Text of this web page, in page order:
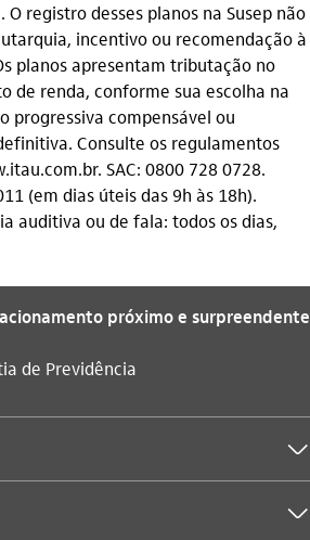
registro desses planos na Susep não
incentivo ou recomendação à
planos apresentam tributação no
de renda, conforme sua escolha na
progressiva compensável ou
Consulte os regulamentos
SAC: 0800 728 0728.
(em dias úteis das 9h às 18h).
auditiva ou de fala: todos os dias,
próximo e surpreendente
de Previdência
seta_baixo
seta_baixo